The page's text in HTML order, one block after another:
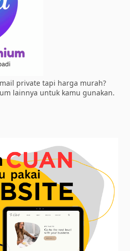
private tapi harga murah?
lainnya untuk kamu gunakan.